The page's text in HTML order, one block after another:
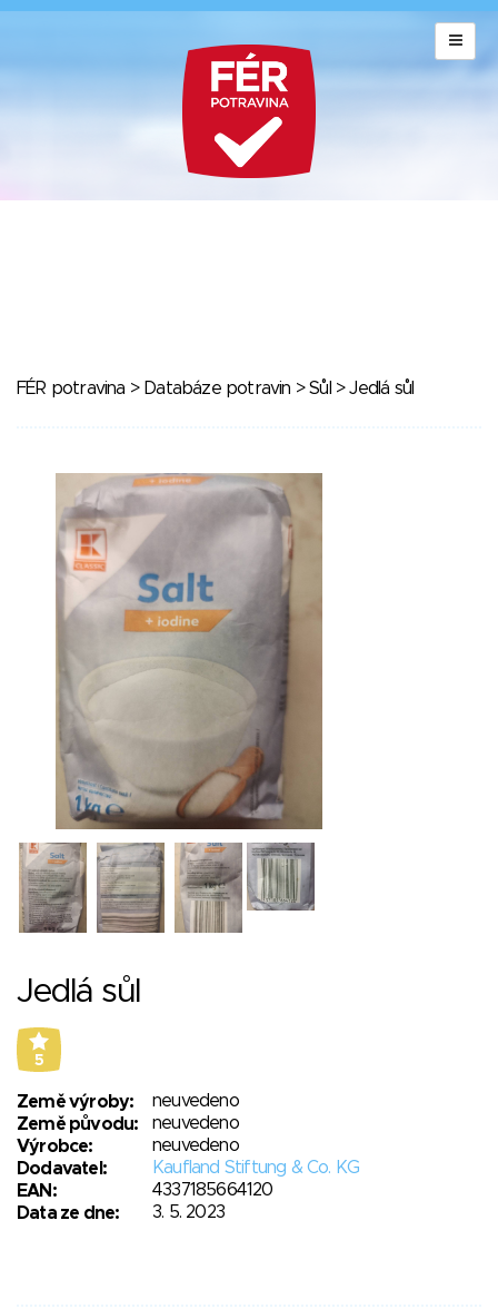
FÉR potravina > Databáze potravin >Sůl > Jedlá sůl
Jedlá sůl
5
Země výroby:
neuvedeno
Země původu:
neuvedeno
Výrobce:
neuvedeno
Dodavatel:
Kaufland Stiftung & Co. KG
EAN:
4337185664120
Data ze dne:
3. 5. 2023